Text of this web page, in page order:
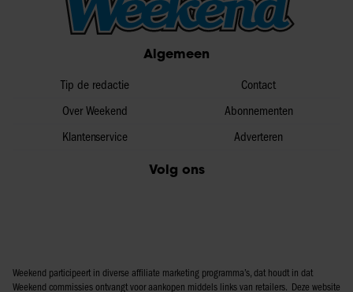
Algemeen
Tip de redactie
Over Weekend
Klantenservice
Contact
Abonnementen
Adverteren
Volg ons
Weekend participeert in diverse affiliate marketing programma’s, dat houdt in dat
Weekend commissies ontvangt voor aankopen middels links van retailers. Deze website